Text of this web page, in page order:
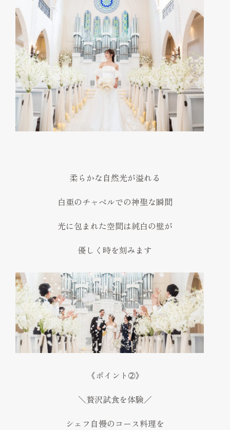
柔らかな自然光が溢れる
白亜のチャペルでの神聖な瞬間
光に包まれた空間は純白の壁が
優しく時を刻みます
《ポイント➁》
＼贅沢試食を体験／
シェフ自慢のコース料理を